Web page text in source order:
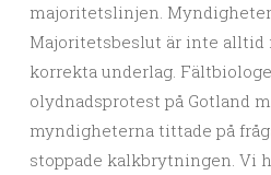
majoritetslinjen.
Majoritetsbeslut är inte alltid
korrekta underlag.
olydnadsprotest på Gotland
myndigheterna tittade på
stoppade kalkbrytningen. Vi